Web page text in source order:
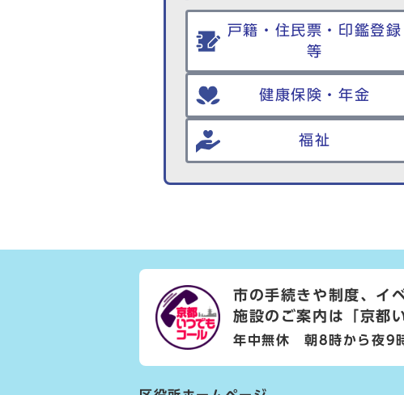
戸籍・住民票・印鑑登録
等
健康保険・年金
福祉
市の手続きや制度、イ
施設のご案内は
「京都
年中無休 朝8時から夜9